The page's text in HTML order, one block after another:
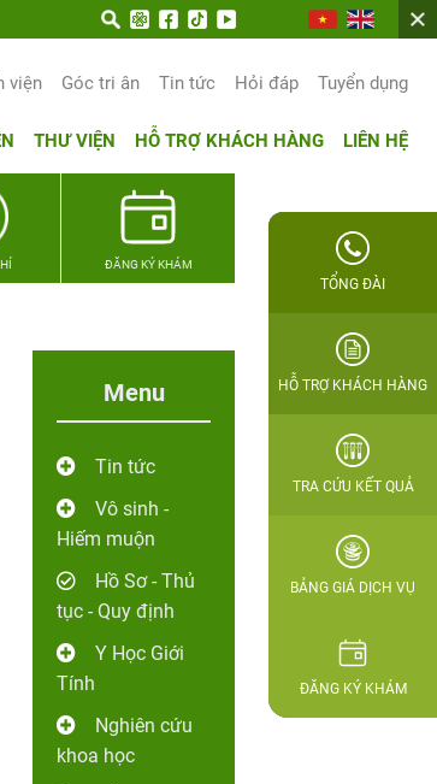
viện Góc tri ân Tin tức Hỏi đáp Tuyển dụng
THƯ VIỆN HỖ TRỢ KHÁCH HÀNG LIÊN HỆ
ĐĂNG KÝ KHÁM
Menu
Tin tức
Vô sinh -
Hiếm muộn
Hồ Sơ - Thủ
tục - Quy định
Y Học Giới
Tính
Nghiên cứu
khoa học
TỔNG ĐÀI
HỖ TRỢ KHÁCH HÀNG
TRA CỨU KẾT QUẢ
BẢNG GIÁ DỊCH VỤ
ĐĂNG KÝ KHÁM